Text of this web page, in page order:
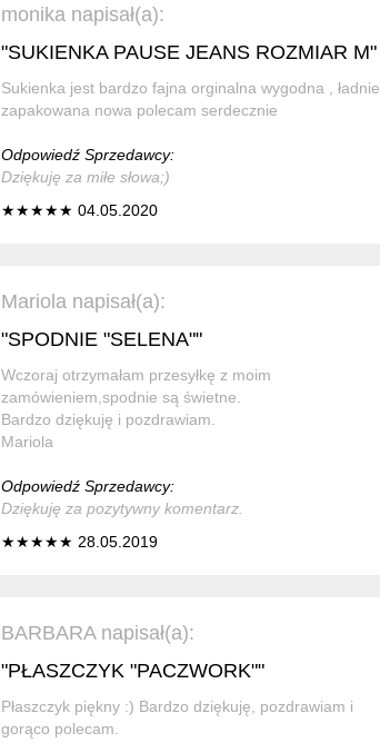
monika napisał(a):
"SUKIENKA PAUSE JEANS ROZMIAR M"
Sukienka jest bardzo fajna orginalna wygodna , ładnie
zapakowana nowa polecam serdecznie
Odpowiedź Sprzedawcy:
Dziękuję za miłe słowa;)
★★★★★ 04.05.2020
Mariola napisał(a):
"SPODNIE "SELENA""
Wczoraj otrzymałam przesyłkę z moim
zamówieniem,spodnie są świetne.
Bardzo dziękuję i pozdrawiam.
Mariola
Odpowiedź Sprzedawcy:
Dziękuję za pozytywny komentarz.
★★★★★ 28.05.2019
BARBARA napisał(a):
"PŁASZCZYK "PACZWORK""
Płaszczyk piękny :) Bardzo dziękuję, pozdrawiam i
gorąco polecam.